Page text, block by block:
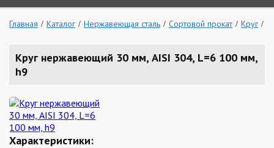
Главная Каталог Нержавеющая сталь Сортовой прокат Круг
Круг нержавеющий 30 мм, AISI 304, L=6 100 мм,
h9
Характеристики: